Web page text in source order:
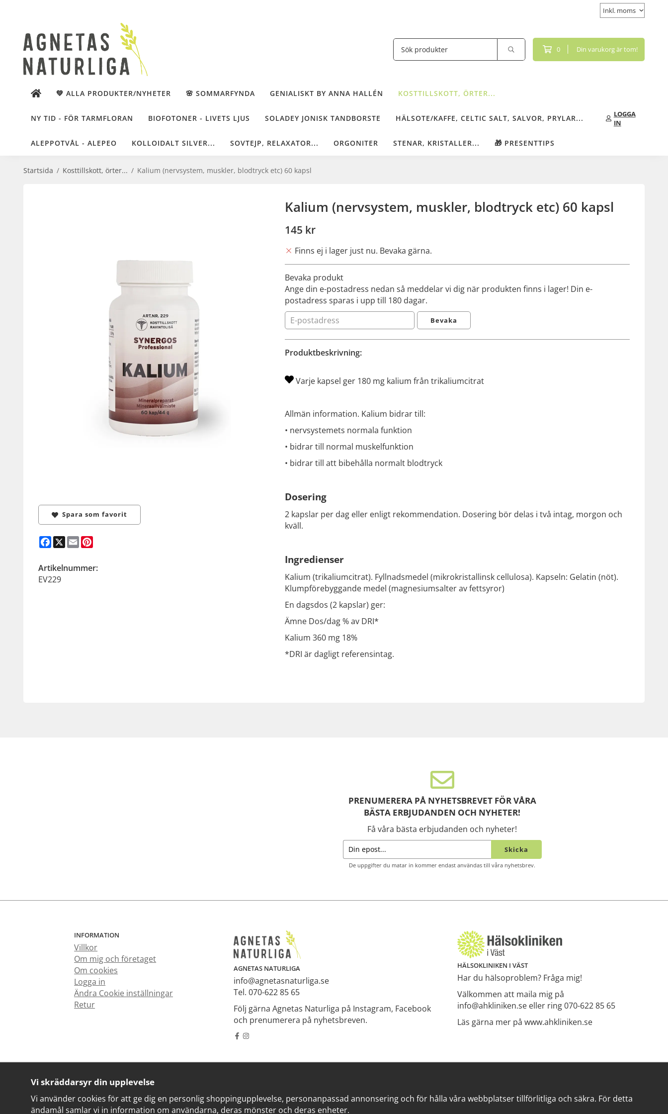
0 Din varukorg är tom!
💚 ALLA PRODUKTER/NYHETER 🌸 SOMMARFYNDA GENIALISKT BY ANNA HALLÉN KOSTTILLSKOTT, ÖRTER...
NY TID - FÖR TARMFLORAN BIOFOTONER - LIVETS LJUS SOLADEY JONISK TANDBORSTE HÄLSOTE/KAFFE, CELTIC SALT, SALVOR, PRYLAR...
ALEPPOTVÅL - ALEPEO KOLLOIDALT SILVER... SOVTEJP, RELAXATOR... ORGONITER STENAR, KRISTALLER... 🎁 PRESENTTIPS
LOGGA
IN
Startsida / Kosttillskott, örter... / Kalium (nervsystem, muskler, blodtryck etc) 60 kapsl
Kalium (nervsystem, muskler, blodtryck etc) 60 kapsl
145 kr
Finns ej i lager just nu. Bevaka gärna.
Bevaka produkt
Ange din e-postadress nedan så meddelar vi dig när produkten finns i lager! Din e-
postadress sparas i upp till 180 dagar.
Bevaka
Produktbeskrivning:
Varje kapsel ger 180 mg kalium från trikaliumcitrat
Allmän information. Kalium bidrar till:
• nervsystemets normala funktion
• bidrar till normal muskelfunktion
• bidrar till att bibehålla normalt blodtryck
Dosering
2 kapslar per dag eller enligt rekommendation. Dosering bör delas i två intag, morgon och
kväll.
Ingredienser
Kalium (trikaliumcitrat). Fyllnadsmedel (mikrokristallinsk cellulosa). Kapseln: Gelatin (nöt).
Klumpförebyggande medel (magnesiumsalter av fettsyror)
En dagsdos (2 kapslar) ger:
Ämne Dos/dag % av DRI*
Kalium 360 mg 18%
*DRI är dagligt referensintag.
Spara som favorit
Facebook
X Email
Artikelnummer:
EV229
PRENUMERERA PÅ NYHETSBREVET FÖR VÅRA
BÄSTA ERBJUDANDEN OCH NYHETER!
Få våra bästa erbjudanden och nyheter!
Skicka
De uppgifter du matar in kommer endast användas till våra nyhetsbrev.
INFORMATION
Villkor
Om mig och företaget
Om cookies
Logga in
Ändra Cookie inställningar
Retur
AGNETAS NATURLIGA
info@agnetasnaturliga.se
Tel. 070-622 85 65
Följ gärna Agnetas Naturliga på Instagram, Facebook
och prenumerera på nyhetsbreven.
HÄLSOKLINIKEN I VÄST
Har du hälsoproblem? Fråga mig!
Välkommen att maila mig på
info@ahkliniken.se eller ring 070-622 85 65
Läs gärna mer på www.ahkliniken.se
Vi skräddarsyr din upplevelse
Vi använder cookies för att ge dig en personlig shoppingupplevelse, personanpassad annonsering och för hålla våra webbplatser tillförlitliga och säkra. För detta
ändamål samlar vi in information om användarna, deras mönster och deras enheter.